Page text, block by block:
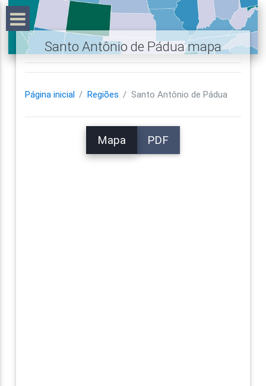
Santo Antônio de Pádua mapa
Página inicial Regiões Santo Antônio de Pádua
Mapa PDF